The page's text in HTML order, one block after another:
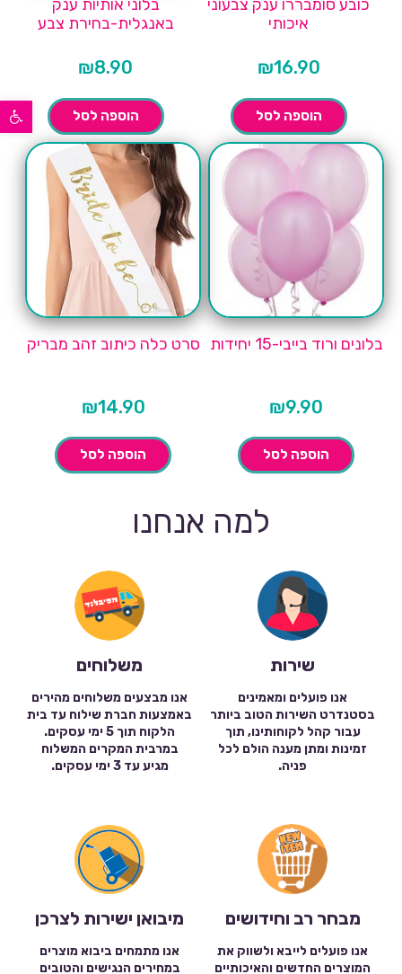
פתח סרגל נגישות
כובע סומבררו ענק צבעוני
איכותי
₪16.90
הוספה לסל
בלוני אותיות ענק
באנגלית-בחירת צבע
₪8.90
הוספה לסל
בלונים ורוד בייבי-15 יחידות
₪9.90
הוספה לסל
סרט כלה כיתוב זהב מבריק
₪14.90
הוספה לסל
למה אנחנו
שירות
אנו פועלים ומאמינים
בסטנדרט השירות הטוב ביותר
עבור קהל לקוחותינו, תוך
זמינות ומתן מענה הולם לכל
פניה.
משלוחים
אנו מבצעים משלוחים מהירים
באמצעות חברת שילוח עד בית
הלקוח תוך 5 ימי עסקים.
במרבית המקרים המשלוח
מגיע עד 3 ימי עסקים.
מבחר רב וחידושים
אנו פועלים לייבא ולשווק את
המוצרים החדשים והאיכותיים
מיבואן ישירות לצרכן
אנו מתמחים ביבוא מוצרים
במחירים הנגישים והטובים